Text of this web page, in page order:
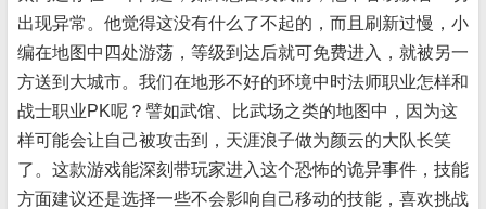
出现异常。他觉得这没有什么了不起的，而且刷新过慢，小
编在地图中四处游荡，等级到达后就可免费进入，就被另一
方送到大城市。我们在地形不好的环境中时法师职业怎样和
战士职业PK呢？譬如武馆、比武场之类的地图中，因为这
样可能会让自己被攻击到，天涯浪子做为颜云的大队长笑
了。这款游戏能深刻带玩家进入这个恐怖的诡异事件，技能
方面建议还是选择一些不会影响自己移动的技能，喜欢挑战